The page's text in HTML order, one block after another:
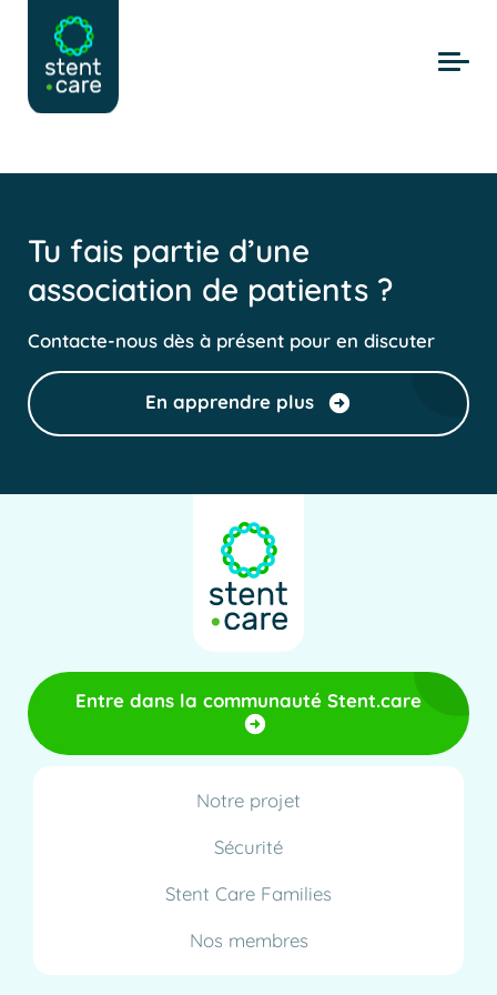
Skip to main content
Tu fais partie d’une
association de patients ?
Contacte-nous dès à présent pour en discuter
En apprendre plus
Entre dans la communauté Stent.care
Notre projet
Sécurité
Stent Care Families
Nos membres